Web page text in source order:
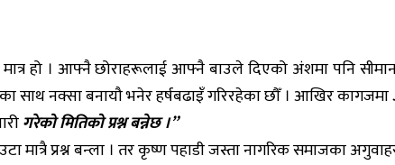
हो । आफ्नै छोराहरूलाई आफ्नै बाउले दिएको अंशमा पनि
साथ नक्सा बनायौ भनेर हर्षबढाइँ गरिरहेका छौँ । आखिर कागजमा
गरेको मितिको प्रश्न बन्नेछ ।”
प्रश्न बन्ला । तर कृष्ण पहाडी जस्ता नागरिक समाजका